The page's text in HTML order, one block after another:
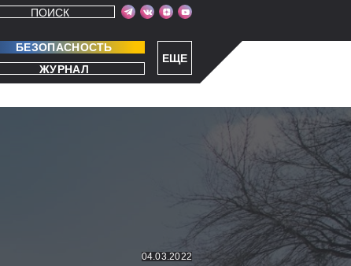
ЕЩЕ
ПОИСК
БЕЗОПАСНОСТЬ
ЖУРНАЛ
04.03.2022